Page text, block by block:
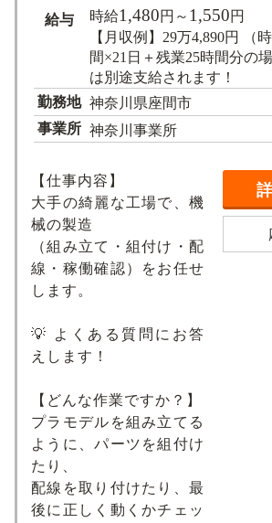
給与 時給1,480円～ 1,550円
【月収例】29万4,890円 （
間×21日＋残業25時間分の
は別途支給されます！
勤務地 神奈川県座間市
事業所 神奈川事業所
【仕事内容】
大手の綺麗な工場で、機
械の製造
（組み立て・組付け・配
線・稼働確認）をお任せ
します。
💡 よくある質問にお答
えします！
【どんな作業ですか？】
プラモデルを組み立てる
ように、パーツを組付け
たり、
配線を取り付けたり、最
後に正しく動くかチェッ